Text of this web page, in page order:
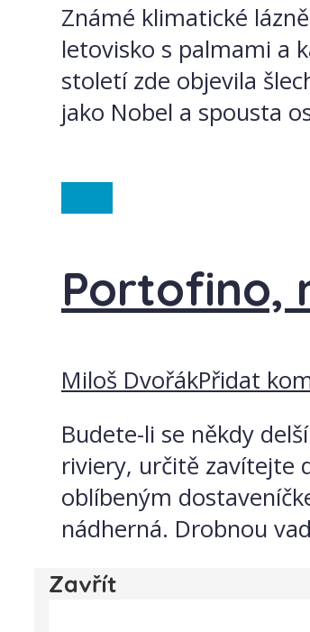
Známé klimatické
letovisko s palmami a
století zde objevila
jako Nobel a spousta
Portofino,
Miloš DvořákPřidat
Budete-li se někdy
riviery, určitě zavítejte
oblíbeným
nádherná. Drobnou
Zavřít